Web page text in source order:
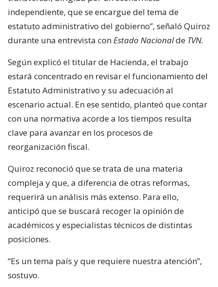
independiente, que se encargue del tema de
estatuto administrativo del gobierno”, señaló Quiroz
durante una entrevista con Estado Nacionalde TVN.
Según explicó el titular de Hacienda, el trabajo
estará concentrado en revisar el funcionamiento del
Estatuto Administrativo y su adecuación al
escenario actual. En ese sentido, planteó que contar
con una normativa acorde a los tiempos resulta
clave para avanzar en los procesos de
reorganización fiscal.
Quiroz reconoció que se trata de una materia
compleja y que, a diferencia de otras reformas,
requerirá un análisis más extenso. Para ello,
anticipó que se buscará recoger la opinión de
académicos y especialistas técnicos de distintas
posiciones.
“Es un tema país y que requiere nuestra atención”,
sostuvo.